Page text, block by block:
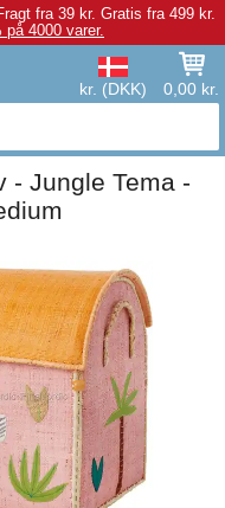
fra 39 kr. Gratis fra 499 kr.
på 4000 varer.
kr. (DKK) 0,00 kr.
- Jungle Tema -